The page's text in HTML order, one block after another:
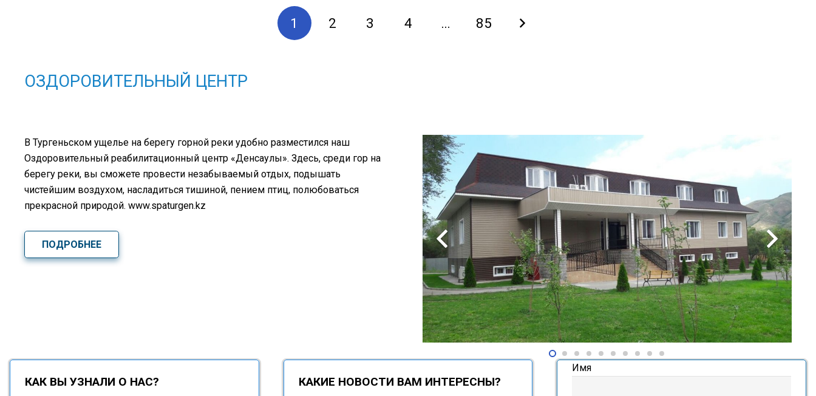
1 2 3 4 … 85
ОЗДОРОВИТЕЛЬНЫЙ ЦЕНТР
В Тургеньском ущелье на берегу горной реки удобно разместился наш
Оздоровительный реабилитационный центр «Денсаулық». Здесь, среди гор на
берегу реки, вы сможете провести незабываемый отдых, подышать
чистейшим воздухом, насладиться тишиной, пением птиц, полюбоваться
прекрасной природой. www.spaturgen.kz
ПОДРОБНЕЕ
КАК ВЫ УЗНАЛИ О НАС? КАКИЕ НОВОСТИ ВАМ ИНТЕРЕСНЫ?
Имя